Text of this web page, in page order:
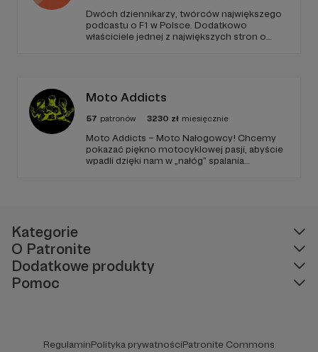
Dwóch dziennikarzy, twórców największego
podcastu o F1 w Polsce. Dodatkowo
właściciele jednej z największych stron o
Moto Addicts
57 patronów 3230 zł miesięcznie
Moto Addicts – Moto Nałogowcy! Chcemy
pokazać piękno motocyklowej pasji, abyście
wpadli dzięki nam w „nałóg” spalania
Kategorie
O Patronite
Dodatkowe produkty
Pomoc
RegulaminPolityka prywatnościPatronite Commons